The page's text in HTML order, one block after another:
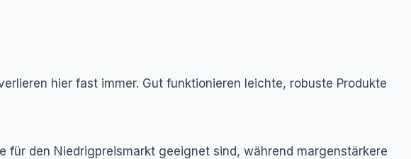
hier fast immer. Gut funktionieren leichte, robuste Produkte
für den Niedrigpreismarkt geeignet sind, während margenstärkere